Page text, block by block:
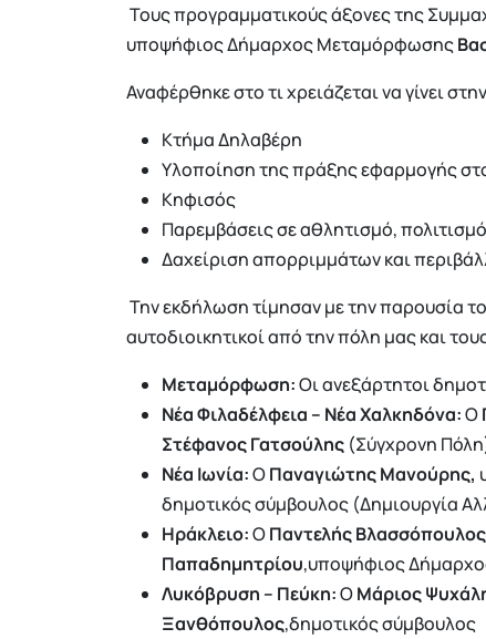
Τους προγραμματικούς άξονες της
υποψήφιος Δήμαρχος Μεταμόρφωσης
Αναφέρθηκε στο τι χρειάζεται να γίνει
Κτήμα Δηλαβέρη
Υλοποίηση της πράξης εφαρμογής
Κηφισός
Παρεμβάσεις σε αθλητισμό,
Δαχείριση απορριμμάτων και
Την εκδήλωση τίμησαν με την παρουσία
αυτοδιοικητικοί από την πόλη μας και
Μεταμόρφωση:Οι ανεξάρτητοι
Νέα Φιλαδέλφεια – Νέα Χαλκηδόνα:Ο
Στέφανος Γατσούλης (Σύγχρονη
Νέα Ιωνία:ΟΠαναγιώτης Μανούρης,
δημοτικός σύμβουλος (Δημιουργία
Ηράκλειο:ΟΠαντελής
Παπαδημητρίου,υποψήφιος
Λυκόβρυση – Πεύκη:ΟΜάριος
Ξανθόπουλος,δημοτικός σύμβουλος